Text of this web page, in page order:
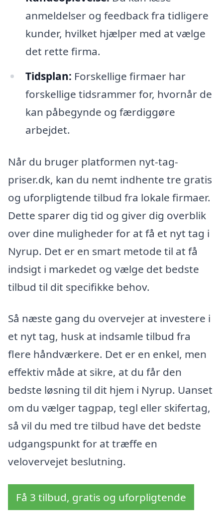
anmeldelser og feedback fra tidligere
kunder, hvilket hjælper med at vælge
det rette firma.
Tidsplan: Forskellige firmaer har
forskellige tidsrammer for, hvornår de
kan påbegynde og færdiggøre
arbejdet.
Når du bruger platformen nyt-tag-
priser.dk, kan du nemt indhente tre gratis
og uforpligtende tilbud fra lokale firmaer.
Dette sparer dig tid og giver dig overblik
over dine muligheder for at få et nyt tag i
Nyrup. Det er en smart metode til at få
indsigt i markedet og vælge det bedste
tilbud til dit specifikke behov.
Så næste gang du overvejer at investere i
et nyt tag, husk at indsamle tilbud fra
flere håndværkere. Det er en enkel, men
effektiv måde at sikre, at du får den
bedste løsning til dit hjem i Nyrup. Uanset
om du vælger tagpap, tegl eller skifertag,
så vil du med tre tilbud have det bedste
udgangspunkt for at træffe en
velovervejet beslutning.
Få 3 tilbud, gratis og uforpligtende